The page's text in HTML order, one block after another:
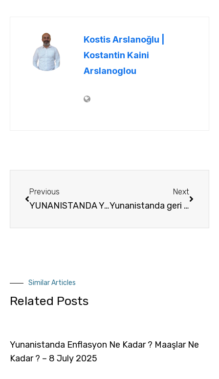
Kostis Arslanoğlu |
Kostantin Kaini
Arslanoglou
Previous
YUNANISTANDA YAŞAMAK ISTIYORUM
Next
Yunanistanda geri donusu hizli olabilecek yatirimlar hangileridir ?
Similar Articles
Related Posts
Yunanistanda Enflasyon Ne Kadar ? Maaşlar Ne
Kadar ? – 8 July 2025